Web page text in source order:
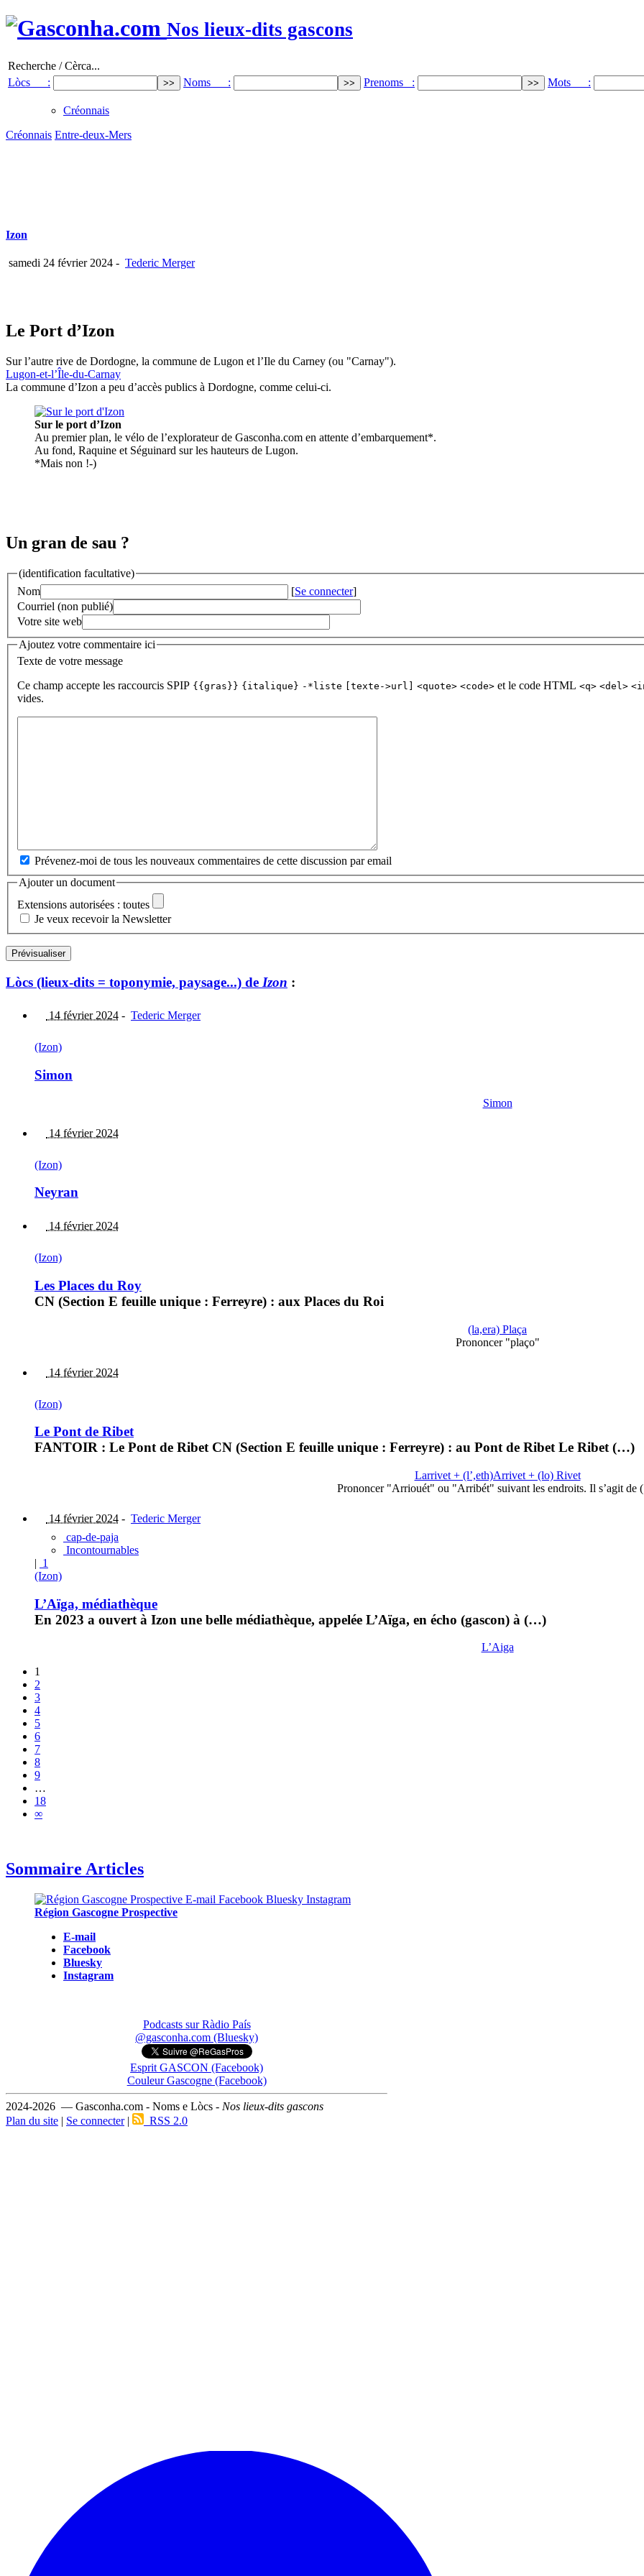
Nos lieux-dits gascons
Recherche / Cèrca...
Lòcs :
Noms : Prenoms : Mots :
Créonnais
Créonnais Entre-deux-Mers
Izon
samedi 24 février 2024 - Tederic Merger
Le Port d’Izon
Sur l’autre rive de Dordogne, la commune de Lugon et l’Ile du Carney (ou "Carnay").
Lugon-et-l’Île-du-Carnay
La commune d’Izon a peu d’accès publics à Dordogne, comme celui-ci.
Sur le port d’Izon
Au premier plan, le vélo de l’explorateur de Gasconha.com en attente d’embarquement*.
Au fond, Raquine et Séguinard sur les hauteurs de Lugon.
*Mais non !-)
Un gran de sau ?
(identification facultative)
Nom
[Se connecter]
Courriel (non publié)
Votre site web
Ajoutez votre commentaire ici
Texte de votre message
Ce champ accepte les raccourcis SPIP {{gras}} {italique} -*liste [texte->url] <quote> <code> et le code HTML <q> <del>
vides.
Prévenez-moi de tous les nouveaux commentaires de cette discussion par email
Ajouter un document
Extensions autorisées : toutes
Je veux recevoir la Newsletter
Lòcs (lieux-dits = toponymie, paysage...) de Izon :
14 février 2024 - Tederic Merger
(Izon)
Simon
Simon
14 février 2024
(Izon)
Neyran
14 février 2024
(Izon)
Les Places du Roy
CN (Section E feuille unique : Ferreyre) : aux Places du Roi
(la,era) Plaça
Prononcer "plaço"
14 février 2024
(Izon)
Le Pont de Ribet
FANTOIR : Le Pont de Ribet CN (Section E feuille unique : Ferreyre) : au Pont de Ribet Le Ribet (…)
Larrivet + (l’,eth)Arrivet + (lo) Rivet
Prononcer "Arriouét" ou "Arribét" suivant les endroits. Il s’agit
14 février 2024 - Tederic Merger
cap-de-paja
Incontournables
| 1
(Izon)
L’Aïga, médiathèque
En 2023 a ouvert à Izon une belle médiathèque, appelée L’Aïga, en écho (gascon) à (…)
L’Aiga
1
2
3
4
5
6
7
8
9
…
18
∞
Sommaire Articles
Région Gascogne Prospective
E-mail
Facebook
Bluesky
Instagram
Podcasts sur Ràdio País
@gasconha.com (Bluesky)
Esprit GASCON (Facebook)
Couleur Gascogne (Facebook)
2024-2026 — Gasconha.com - Noms e Lòcs - Nos lieux-dits gascons
Plan du site | Se connecter| RSS 2.0